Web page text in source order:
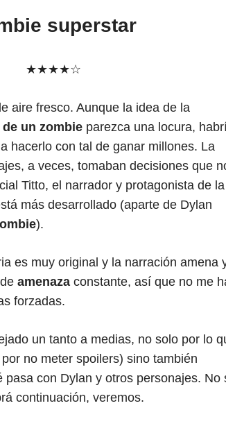
superstar
★★★★☆
aire fresco. Aunque la idea de la
un zombie parezca una locura,
hacerlo con tal de ganar millones. La
a veces, tomaban decisiones que
Titto, el narrador y protagonista de la
más desarrollado (aparte de Dylan
).
es muy original y la narración amena
amenaza constante, así que no me
forzadas.
un tanto a medias, no solo por lo
no meter spoilers) sino también
pasa con Dylan y otros personajes. No
continuación, veremos.